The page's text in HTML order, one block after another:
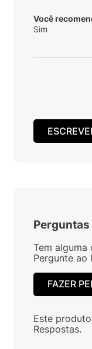
Você
Sim
Perguntas
Tem
Pergunte ao
FAZER
Este
Respostas.